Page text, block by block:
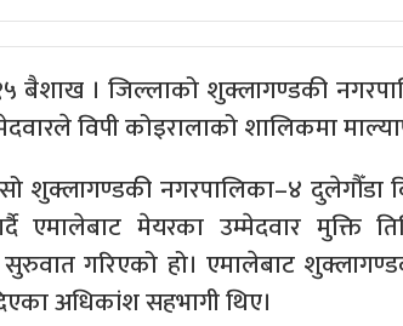
बैशाख । जिल्लाको शुक्लागण्डकी
विपी कोइरालाको शालिकमा
शुक्लागण्डकी नगरपालिका–४ दुलेगौँडा
एमालेबाट मेयरका उम्मेदवार मुक्ति
गरिएको हो। एमालेबाट
अधिकांश सहभागी थिए।